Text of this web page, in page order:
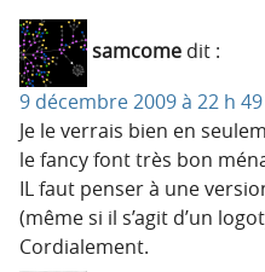
samcome dit :
9 décembre 2009 à 22 h
Je le verrais bien en
le fancy font très bon
IL faut penser à une
(même si il s’agit d’un
Cordialement.